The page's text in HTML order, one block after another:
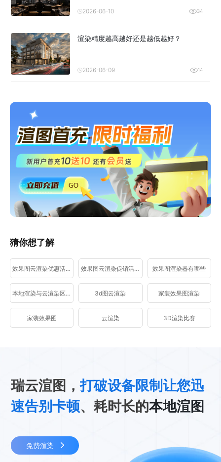
2026-06-10 34
渲染精度越高越好还是越低越好？
2026-06-09 14
猜你想了解
效果图云渲染优惠活动 效果图云渲染促销活动 效果图渲染器有哪些
本地渲染与云渲染区别 3d图云渲染 家装效果图渲染
家装效果图 云渲染 3D渲染比赛
瑞云渲图，打破设备限制让您迅
速告别卡顿、耗时长的本地渲图
免费渲染